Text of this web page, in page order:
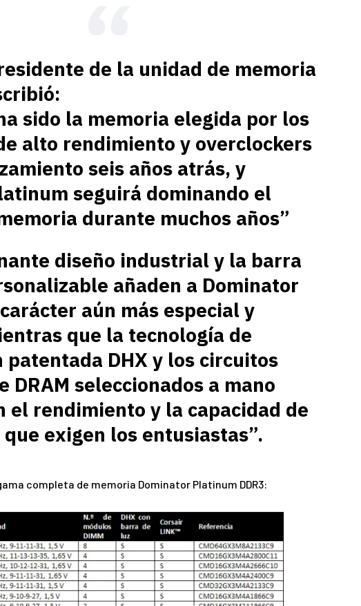
de la unidad de memoria
sido la memoria elegida por los
alto rendimiento y overclockers
seis años atrás, y
seguirá dominando el
durante muchos años”
diseño industrial y la barra
añaden a Dominator
aún más especial y
que la tecnología de
DHX y los circuitos
DRAM seleccionados a mano
el rendimiento y la capacidad de
exigen los entusiastas”.
completa de memoria Dominator Platinum DDR3: